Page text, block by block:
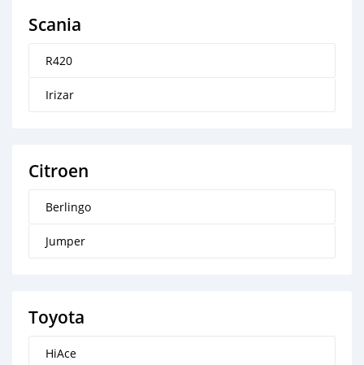
Scania
R420
Irizar
Citroen
Berlingo
Jumper
Toyota
HiAce